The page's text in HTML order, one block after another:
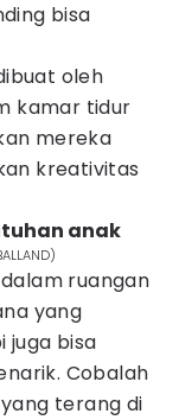
bisa
oleh
kamar tidur
mereka
kreativitas
anak
ruangan
yang
juga bisa
Cobalah
terang di